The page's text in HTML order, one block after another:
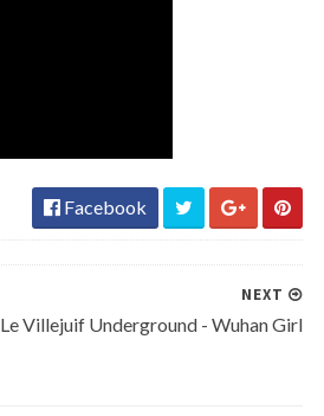
Facebook
NEXT
Le Villejuif Underground - Wuhan Girl